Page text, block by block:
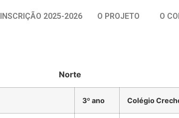
INSCRIÇÃO 2025-2026 O PROJETO O
Norte
3º ano Colégio